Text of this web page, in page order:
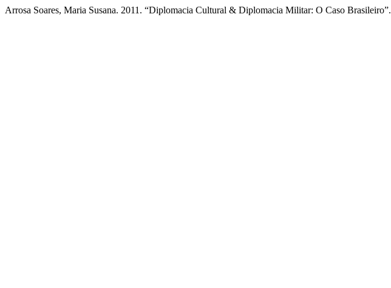
Arrosa Soares, Maria Susana. 2011. “Diplomacia Cultural & Diplomacia Militar: O Caso Brasileiro”.